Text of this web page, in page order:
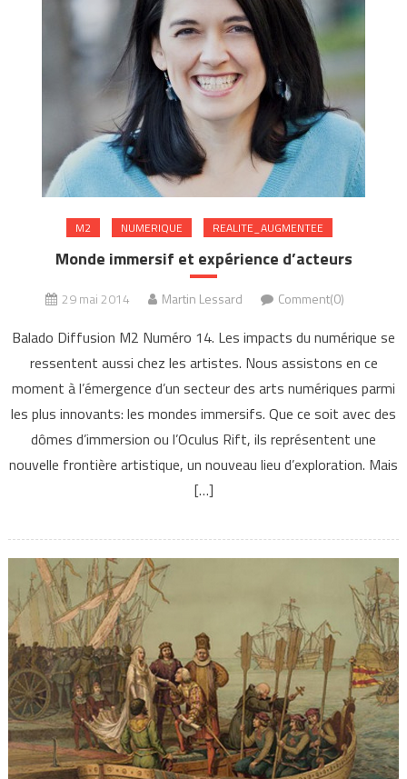
M2 NUMERIQUE REALITE_AUGMENTEE
Monde immersif et expérience d’acteurs
29 mai 2014 Martin Lessard Comment(0)
Balado Diffusion M2 Numéro 14. Les impacts du numérique se
ressentent aussi chez les artistes. Nous assistons en ce
moment à l’émergence d’un secteur des arts numériques parmi
les plus innovants: les mondes immersifs. Que ce soit avec des
dômes d’immersion ou l’Oculus Rift, ils représentent une
nouvelle frontière artistique, un nouveau lieu d’exploration. Mais
[…]